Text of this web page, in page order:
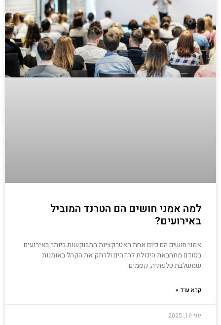
למה אמני חושים הם הטרנד המוביל
באירועים?
אמני חושים הם כיום אחת האטרקציות המבוקשות ביותר באירועים.
בסודם מתחבאת היכולת להדהים ולרתק את הקהל באומנות
שמשלבת טלפתיה, קסמים
קרא עוד »
יוני 19, 2025